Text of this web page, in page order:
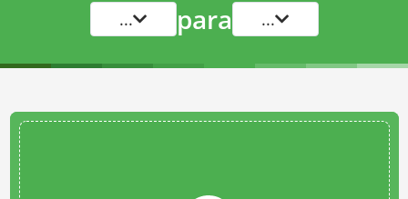
... para ...